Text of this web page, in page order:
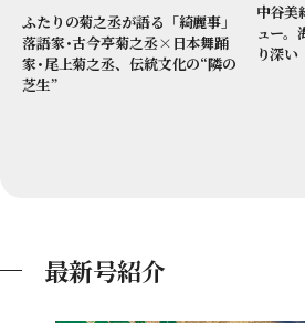
ふたりの菊之丞が語る「綺麗事」
落語家･古今亭菊之丞×日本舞踊
家･尾上菊之丞、伝統文化の“隣の
芝生”
中谷美
ュー。
り深い
最新号紹介